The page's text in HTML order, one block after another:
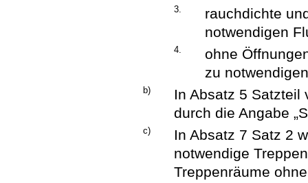
3.
rauchdichte
notwendigen
4.
ohne
zu
b)
In Absatz 5 Satzteil
durch die Angabe
c)
In Absatz 7 Satz 2
notwendige
Treppenräume